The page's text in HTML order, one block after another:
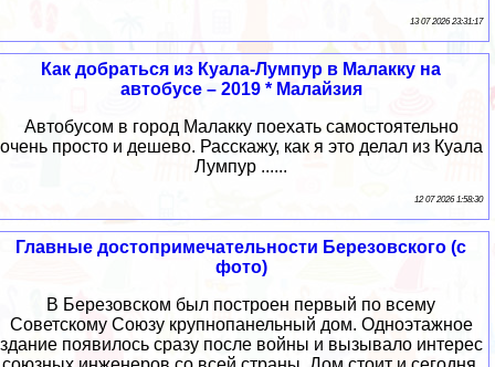
13 07 2026 23:31:17
Как добраться из Куала-Лумпур в Малакку на
автобусе – 2019 * Малайзия
Автобусом в город Малакку поехать самостоятельно
очень просто и дешево. Расскажу, как я это делал из Куала
Лумпур ......
12 07 2026 1:58:30
Главные достопримечательности Березовского (с
фото)
В Березовском был построен первый по всему
Советскому Союзу крупнопанельный дом. Одноэтажное
здание появилось сразу после войны и вызывало интерес